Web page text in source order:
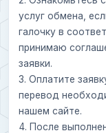
услуг обмена,
галочку в
принимаю
заявки.
3. Оплатите
перевод
нашем сайте.
4. После